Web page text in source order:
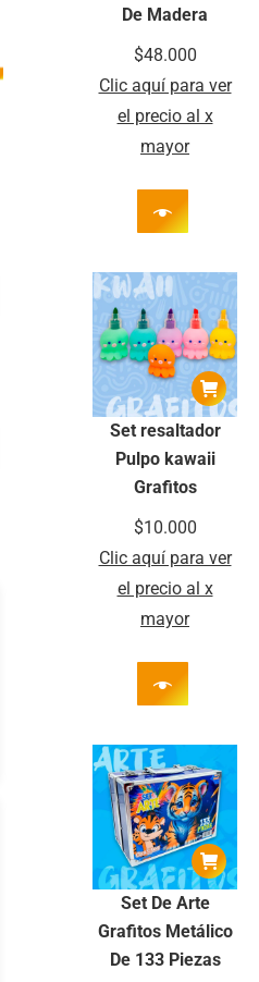
De Madera
$48.000
Clic aquí para ver
el precio al x
mayor
Set resaltador
Pulpo kawaii
Grafitos
$10.000
Clic aquí para ver
el precio al x
mayor
Set De Arte
Grafitos Metálico
De 133 Piezas